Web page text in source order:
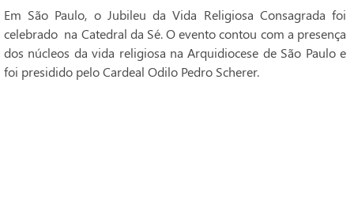
Em São Paulo, o Jubileu da Vida Religiosa Consagrada foi
celebrado na Catedral da Sé. O evento contou com a presença
dos núcleos da vida religiosa na Arquidiocese de São Paulo e
foi presidido pelo Cardeal Odilo Pedro Scherer.